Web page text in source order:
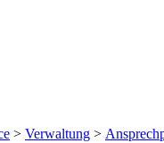
> Verwaltung >